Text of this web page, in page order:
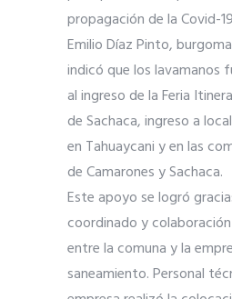
propagación de la Covid-
Emilio Díaz Pinto,
indicó que los lavamanos
al ingreso de la Feria
de Sachaca, ingreso a
en Tahuaycani y en las
de Camarones y Sachaca.
Este apoyo se logró
coordinado y
entre la comuna y la
saneamiento. Personal